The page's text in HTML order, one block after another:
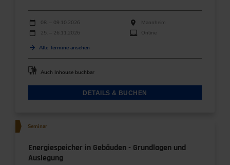
Durchführungen
Veranstaltungsdatum
08. – 09.10.2026
Mannheim
25. – 26.11.2026
Online
Alle Termine ansehen
Auch Inhouse buchbar
DETAILS & BUCHEN
Seminar
Energiespeicher in Gebäuden - Grundlagen und
Auslegung